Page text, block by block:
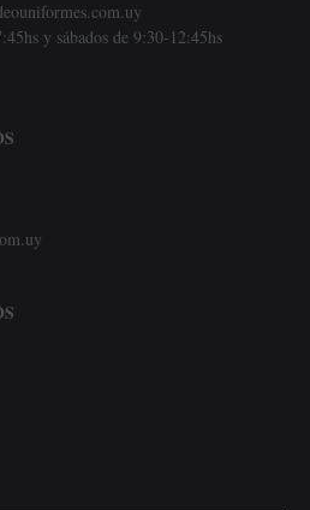
y sábados de 9:30-12:45hs